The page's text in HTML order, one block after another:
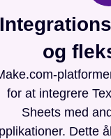
og
for at integrere
Sheets med
Dette